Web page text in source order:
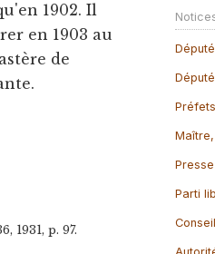
1902. Il
en 1903 au
de
1931, p. 97.
Préfets
Parti